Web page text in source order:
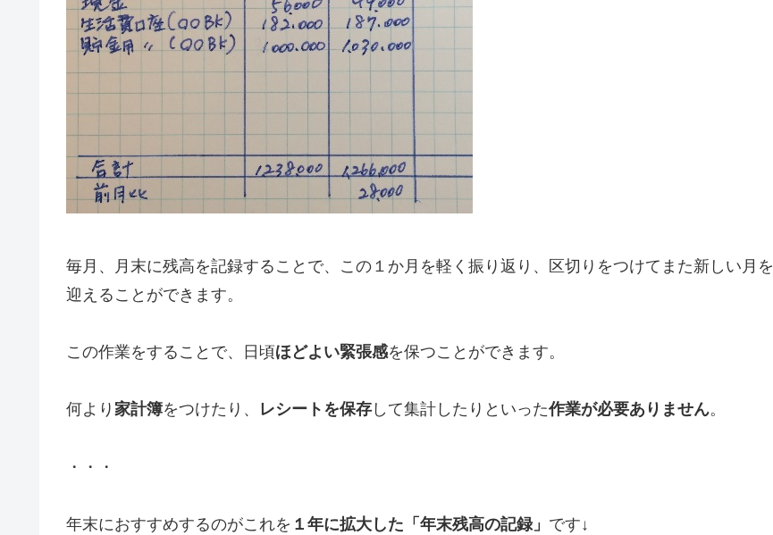
毎月、月末に残高を記録することで、この１か月を軽く振り返り、区切りをつけてまた新しい月を
迎えることができます。
この作業をすることで、日頃ほどよい緊張感を保つことができます。
何より 家計簿をつけたり、 レシートを保存 して集計したりといった作業が必要ありません。
・・・
年末におすすめするのがこれを １年に拡大した「年末残高の記録」 です↓